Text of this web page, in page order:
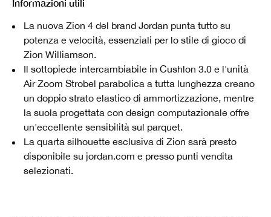
Informazioni utili
La nuova Zion 4 del brand Jordan punta tutto su
potenza e velocità, essenziali per lo stile di gioco di
Zion Williamson.
Il sottopiede intercambiabile in Cushlon 3.0 e l'unità
Air Zoom Strobel parabolica a tutta lunghezza creano
un doppio strato elastico di ammortizzazione, mentre
la suola progettata con design computazionale offre
un'eccellente sensibilità sul parquet.
La quarta silhouette esclusiva di Zion sarà presto
disponibile su jordan.com e presso punti vendita
selezionati.